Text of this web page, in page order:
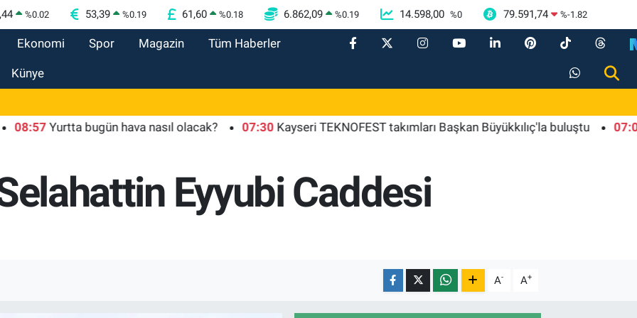
%0.02 53,39 %0.19 61,60 %0.18 6.862,09 %0.19 14.598,00 %0 79.591,74 %-1.82
Ekonomi Spor Magazin Tüm Haberler
Künye
Yurtta bugün hava nasıl olacak? 07:30 Kayseri TEKNOFEST takımları Başkan Büyükkılıç'la buluştu 07:00
Eyyubi Caddesi
A- A+